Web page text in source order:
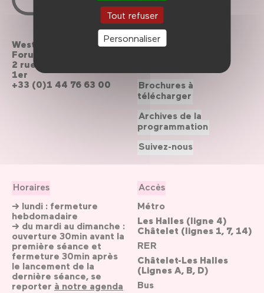
Tout refuser
Personnaliser
Westfield
Forum des Halles
2 rue du cinéma, Paris
1er
+33 (0)1 44 76 63 00
Horaires
→ lundi : fermeture
hebdomadaire
→ du mardi au dimanche :
ouverture 30min avant la
première séance et
fermeture 30min après
le lancement de la
dernière séance, se
reporter à notre agenda
Accès
Métro
Les Halles (ligne 4)
Châtelet (lignes 1, 7, 14)
RER
Châtelet-Les Halles
(Lignes A, B, D)
Bus
Contactez-nous
Brochures à
télécharger
Archives de la
programmation
Suivez-nous